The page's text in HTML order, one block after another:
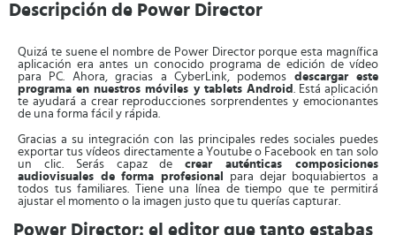
Descripción de Power Director
Quizá te suene el nombre de Power Director porque esta magnífica
aplicación era antes un conocido programa de edición de vídeo
para PC. Ahora, gracias a CyberLink, podemos descargar este
programa en nuestros móviles y tablets Android . Está aplicación
te ayudará a crear reproducciones sorprendentes y emocionantes
de una forma fácil y rápida.
Gracias a su integración con las principales redes sociales puedes
exportar tus vídeos directamente a Youtube o Facebook en tan solo
un clic. Serás capaz decrear auténticas composiciones
audiovisuales de forma profesional
para dejar boquiabiertos a
todos tus familiares. Tiene una línea de tiempo que te permitirá
ajustar el momento o la imagen justo que tu querías capturar.
Power Director: el editor que tanto estabas